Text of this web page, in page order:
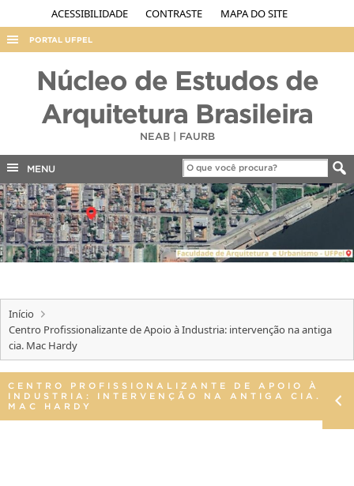
ACESSIBILIDADE CONTRASTE MAPA DO SITE
PORTAL UFPEL
AUDITORIA
COBALTO
EDITAIS
INTERNACIONAL
OUVIDORIA
PORTARIAS
Núcleo de Estudos de
Arquitetura Brasileira
NEAB | FAURB
MENU
Início
Centro Profissionalizante de Apoio à Industria: intervenção na antiga
cia. Mac Hardy
CENTRO PROFISSIONALIZANTE DE APOIO À
INDUSTRIA: INTERVENÇÃO NA ANTIGA CIA.
MAC HARDY